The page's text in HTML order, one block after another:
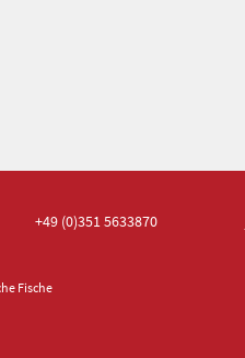
+49 (0)3515633870
Fische